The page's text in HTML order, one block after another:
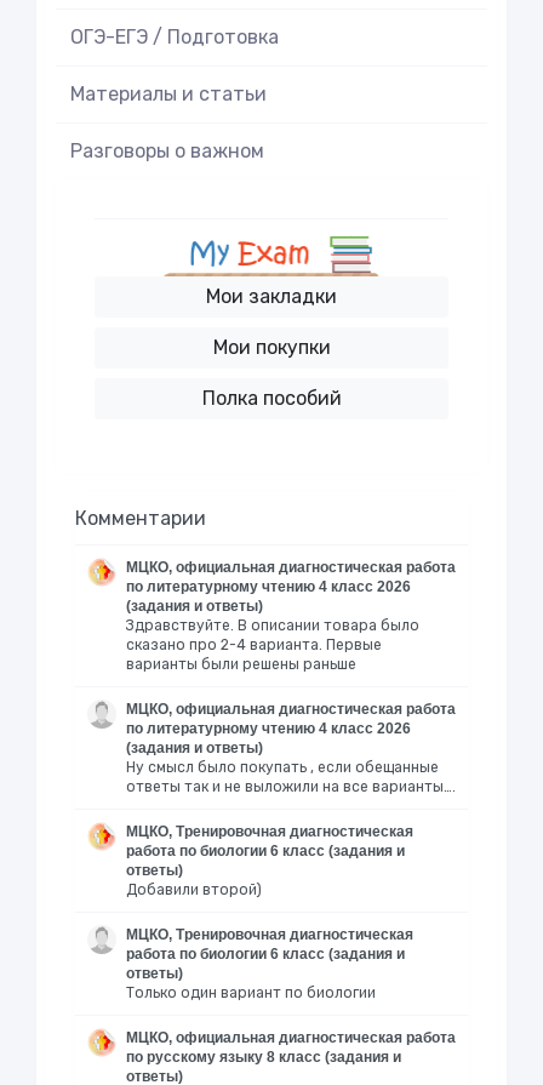
ОГЭ-ЕГЭ / Подготовка
Материалы и статьи
Разговоры о важном
Мои закладки
Мои покупки
Полка пособий
Комментарии
МЦКО, официальная диагностическая работа
по литературному чтению 4 класс 2026
(задания и ответы)
Здравствуйте. В описании товара было
сказано про 2-4 варианта. Первые
варианты были решены раньше
МЦКО, официальная диагностическая работа
по литературному чтению 4 класс 2026
(задания и ответы)
Ну смысл было покупать , если обещанные
ответы так и не выложили на все варианты….
МЦКО, Тренировочная диагностическая
работа по биологии 6 класс (задания и
ответы)
Добавили второй)
МЦКО, Тренировочная диагностическая
работа по биологии 6 класс (задания и
ответы)
Только один вариант по биологии
МЦКО, официальная диагностическая работа
по русскому языку 8 класс (задания и
ответы)